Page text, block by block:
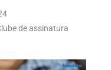
de assinatura